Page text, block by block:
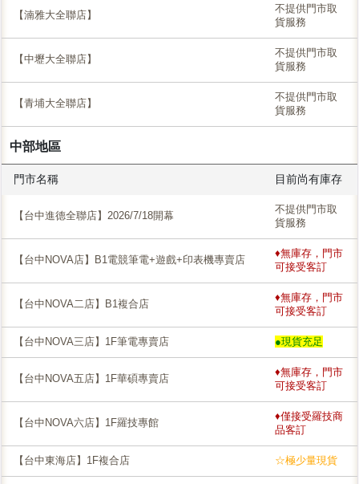
【湳雅大全聯店】
不提供門市取
貨服務
【中壢大全聯店】
不提供門市取
貨服務
【青埔大全聯店】
不提供門市取
貨服務
中部地區
門市名稱 目前尚有庫存
【台中進德全聯店】2026/7/18開幕
不提供門市取
貨服務
【台中NOVA店】B1電競筆電+遊戲+印表機專賣店
♦無庫存，門市
可接受客訂
【台中NOVA二店】B1複合店
♦無庫存，門市
可接受客訂
【台中NOVA三店】1F筆電專賣店 ●現貨充足
【台中NOVA五店】1F華碩專賣店
♦無庫存，門市
可接受客訂
【台中NOVA六店】1F羅技專館
♦僅接受羅技商
品客訂
【台中東海店】1F複合店 ☆極少量現貨